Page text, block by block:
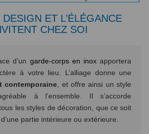
ET L’ÉLÉGANCE
CHEZ SOI
d’un garde-corps en inox apportera
à votre lieu. L’alliage donne une
contemporaine , et offre ainsi un style
à l’ensemble. Il s’accorde
les styles de décoration, que ce soit
partie intérieure ou extérieure.